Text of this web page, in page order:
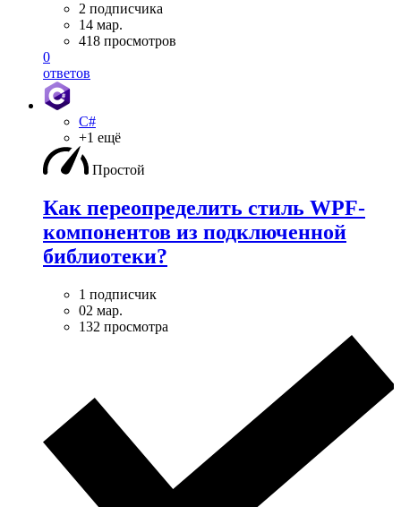
2 подписчика
14 мар.
418 просмотров
0
ответов
C#
+1 ещё
Простой
Как переопределить стиль WPF-
компонентов из подключенной
библиотеки?
1 подписчик
02 мар.
132 просмотра